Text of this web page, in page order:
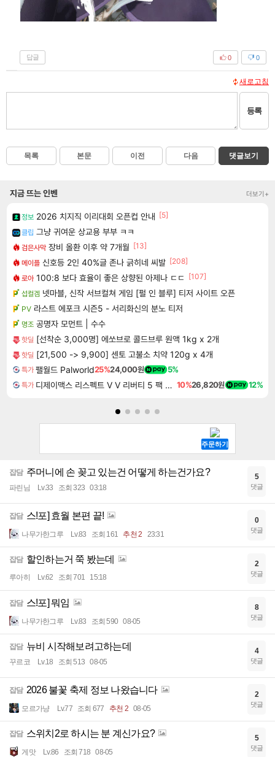
답글 0
0
새로고침
등록
목록 본문 이전 다음 댓글보기
지금 뜨는 인벤 더보기+
정보 2026 치지직 이리대회 오픈컵 안내 [5]
클립 그냥 귀여운 상교용 부부 ㅋㅋ
검은사막 장비 올환 이후 약 7개월 [13]
메이플 신호등 2인 40%글 존나 긁히네 씨발 [208]
로아 100:8 보다 효율이 좋은 상향된 아제나 ㄷㄷ
[107]
섭컬겜 넷마블, 신작 서브컬쳐 게임 [펄 인 블루] 티저 사이트 오픈
PV 라스트 에포크 시즌5 - 서리화신의 분노 티저
명조 공명자 모먼트 | 수수
핫딜 [선착순 3,000명] 에쏘브로 콜드브루 원액 1kg x 2개
핫딜 [21,500 -> 9,900] 센토 고불소 치약 120g x 4개
특가 팰월드 Palworld25%24,000원 5%
특가 디제이맥스 리스펙트 V V 리버티 5 팩 DJMAX RESPECT V V Liberty 5 Pack DLC 10%26,820원 12%
잡담 주머니에 손 꽂고 있는건 어떻게 하는건가요?
파린님 Lv.33 조회 323 03:18
5
댓글
잡담 스!포] 효월 본편 끝!
나무가한그루 Lv.83 조회 161 추천 2 23:31
0
댓글
잡담 할인하는거 쭉 봤는데
루아히 Lv.62 조회 701 15:18
2
댓글
잡담 스!포] 뭐임
나무가한그루 Lv.83 조회 590 08-05
8
댓글
잡담 뉴비 시작해보려고하는데
꾸르코 Lv.18 조회 513 08-05
4
댓글
잡담 2026 불꽃 축제 정보 나왔습니다
모르가냥 Lv.77 조회 677 추천 2 08-05
2
댓글
잡담 스위치2로 하시는 분 계신가요?
게맛 Lv.86 조회 718 08-05
5
댓글